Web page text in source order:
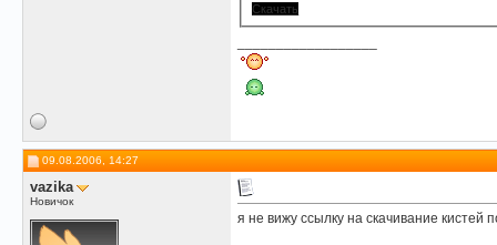
Скачать
09.08.2006, 14:27
vazika
Новичок
я не вижу ссылку на скачивание кистей